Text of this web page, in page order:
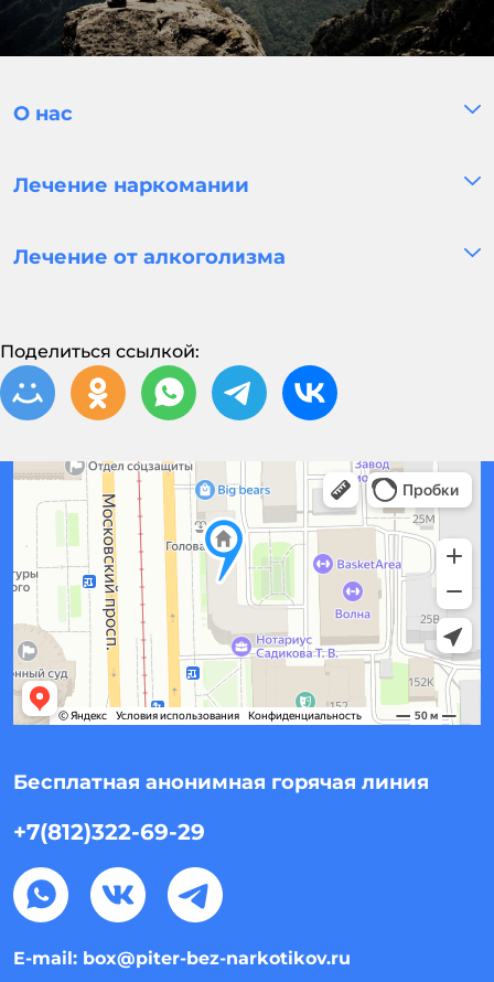
О нас
Лечение наркомании
Лечение от алкоголизма
Поделиться ссылкой:
Бесплатная анонимная горячая линия
+7(812)322-69-29
E-mail: box@piter-bez-narkotikov.ru